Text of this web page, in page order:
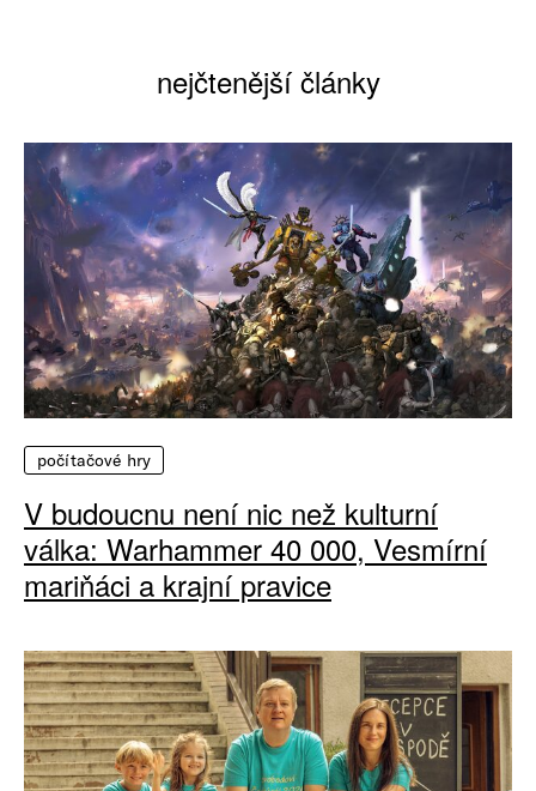
nejčtenější články
počítačové hry
V budoucnu není nic než kulturní
válka: Warhammer 40 000, Vesmírní
mariňáci a krajní pravice